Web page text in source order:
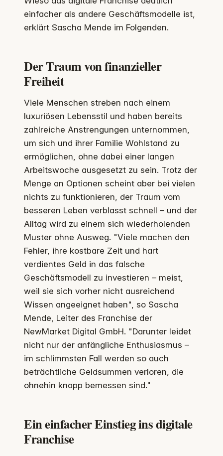
einfacher als andere Geschäftsmodelle ist,
erklärt Sascha Mende im Folgenden.
Der Traum von finanzieller
Freiheit
Viele Menschen streben nach einem
luxuriösen Lebensstil und haben bereits
zahlreiche Anstrengungen unternommen,
um sich und ihrer Familie Wohlstand zu
ermöglichen, ohne dabei einer langen
Arbeitswoche ausgesetzt zu sein. Trotz der
Menge an Optionen scheint aber bei vielen
nichts zu funktionieren, der Traum vom
besseren Leben verblasst schnell – und der
Alltag wird zu einem sich wiederholenden
Muster ohne Ausweg. "Viele machen den
Fehler, ihre kostbare Zeit und hart
verdientes Geld in das falsche
Geschäftsmodell zu investieren – meist,
weil sie sich vorher nicht ausreichend
Wissen angeeignet haben", so Sascha
Mende, Leiter des Franchise der
NewMarket Digital GmbH. "Darunter leidet
nicht nur der anfängliche Enthusiasmus –
im schlimmsten Fall werden so auch
beträchtliche Geldsummen verloren, die
ohnehin knapp bemessen sind."
Ein einfacher Einstieg ins digitale
Franchise